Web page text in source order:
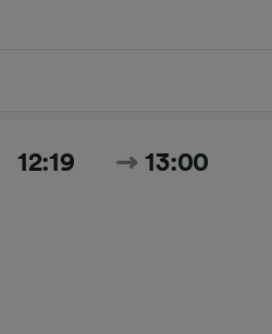
12:19 13:00